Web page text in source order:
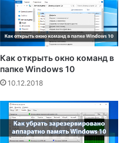
Как открыть окно команд в
папке Windows 10
10.12.2018